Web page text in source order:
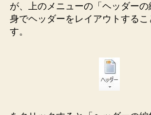
が、上のメニューの「ヘッダーの
身でヘッダーをレイアウトするこ
す。